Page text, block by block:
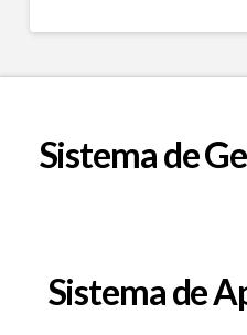
Sistema de
Sistema de